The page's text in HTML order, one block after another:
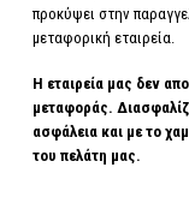
προκύψει στην
μεταφορική εταιρεία.
Η εταιρεία μας δεν
μεταφοράς.
ασφάλεια και με το
του πελάτη μας.